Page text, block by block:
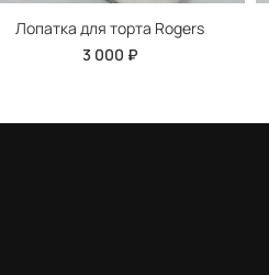
Лопатка для торта Rogers
3 000 ₽